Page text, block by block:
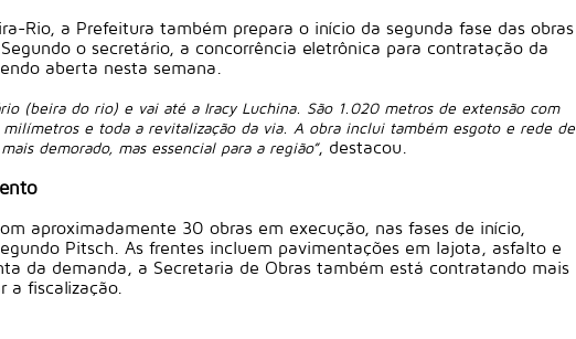
Rio, a Prefeitura também prepara o início da segunda fase das obras
o secretário, a concorrência eletrônica para contratação da
aberta nesta semana.
(beira do rio) e vai até a Iracy Luchina. São 1.020 metros de extensão com
e toda a revitalização da via. A obra inclui também esgoto e rede de
demorado, mas essencial para a região”, destacou.
aproximadamente 30 obras em execução, nas fases de início,
Pitsch. As frentes incluem pavimentações em lajota, asfalto e
da demanda, a Secretaria de Obras também está contratando mais
a fiscalização.